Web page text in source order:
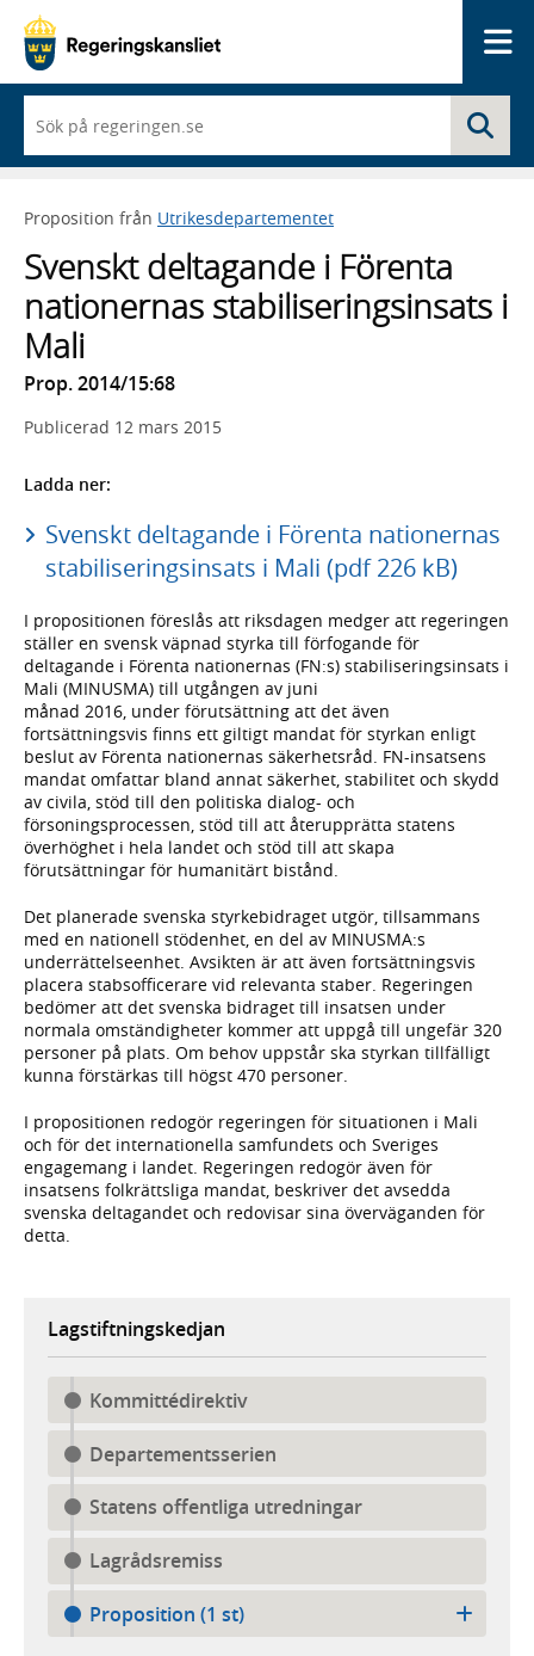
du
börjar
skriva
framträder
lista
med
sökförslag
Proposition från Utrikesdepartementet
Svenskt deltagande i Förenta
nationernas stabiliseringsinsats i
Mali
Prop. 2014/15:68
Publicerad 12 mars 2015
Ladda ner:
Svenskt deltagande i Förenta nationernas
stabiliseringsinsats i Mali (pdf 226 kB)
I propositionen föreslås att riksdagen medger att regeringen
ställer en svensk väpnad styrka till förfogande för
deltagande i Förenta nationernas (FN:s) stabiliseringsinsats i
Mali (MINUSMA) till utgången av juni
månad 2016, under förutsättning att det även
fortsättningsvis finns ett giltigt mandat för styrkan enligt
beslut av Förenta nationernas säkerhetsråd. FN-insatsens
mandat omfattar bland annat säkerhet, stabilitet och skydd
av civila, stöd till den politiska dialog- och
försoningsprocessen, stöd till att återupprätta statens
överhöghet i hela landet och stöd till att skapa
förutsättningar för humanitärt bistånd.
Det planerade svenska styrkebidraget utgör, tillsammans
med en nationell stödenhet, en del av MINUSMA:s
underrättelseenhet. Avsikten är att även fortsättningsvis
placera stabsofficerare vid relevanta staber. Regeringen
bedömer att det svenska bidraget till insatsen under
normala omständigheter kommer att uppgå till ungefär 320
personer på plats. Om behov uppstår ska styrkan tillfälligt
kunna förstärkas till högst 470 personer.
I propositionen redogör regeringen för situationen i Mali
och för det internationella samfundets och Sveriges
engagemang i landet. Regeringen redogör även för
insatsens folkrättsliga mandat, beskriver det avsedda
svenska deltagandet och redovisar sina överväganden för
detta.
Lagstiftningskedjan
Kommittédirektiv
Departementsserien
Statens offentliga utredningar
Lagrådsremiss
Proposition (1 st)